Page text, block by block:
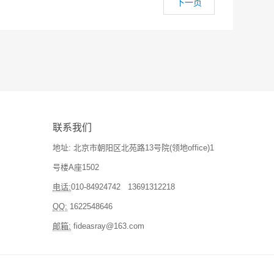
下一页
联系我们
地址: 北京市朝阳区北苑路13号院(领地office)1
号楼A座1502
电话:010-84924742 13691312218
QQ: 1622548646
邮箱: fideasray@163.com